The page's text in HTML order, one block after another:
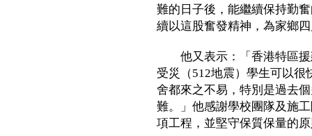
難的日子後，能繼續保持勤
續以這股奮發精神，為家鄉
他又表示：「香港特區援
受災（512地震）學生可以
舍都來之不易，特別是過去
難。」他感謝學校團隊及施
項工程，並堅守保質保量的